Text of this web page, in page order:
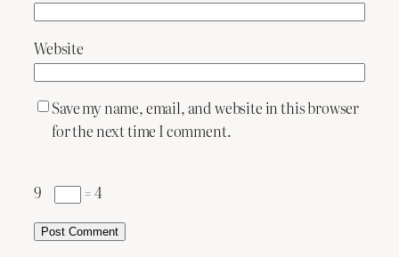
Website
Save my name, email, and website in this browser
for the next time I comment.
9 − = 4